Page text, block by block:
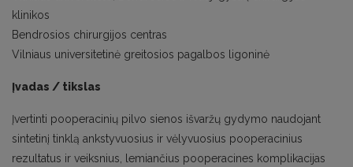
klinikos
Bendrosios chirurgijos centras
Vilniaus universitetinė greitosios pagalbos ligoninė
Įvadas / tikslas
Įvertinti pooperacinių pilvo sienos išvaržų gydymo naudojant
sintetinį tinklą ankstyvuosius ir vėlyvuosius pooperacinius
rezultatus ir veiksnius, lemiančius pooperacines komplikacijas